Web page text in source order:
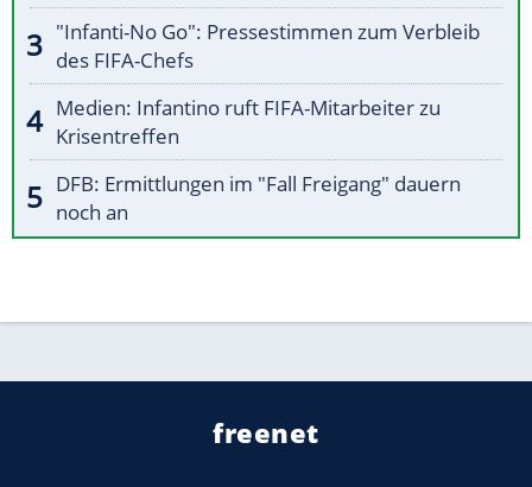
"Infanti-No Go": Pressestimmen zum Verbleib
des FIFA-Chefs
Medien: Infantino ruft FIFA-Mitarbeiter zu
Krisentreffen
DFB: Ermittlungen im "Fall Freigang" dauern
noch an
freenet